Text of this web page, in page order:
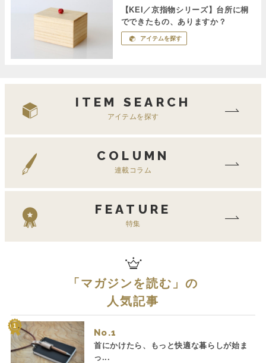
【KEI／京指物シリーズ】台所に桐
でできたもの、ありますか？
アイテムを探す
ITEM SEARCH
アイテムを探す
COLUMN
連載コラム
FEATURE
特集
「 マガジンを読む 」の
人気記事
No.
首にかけたら、もっと快適な暮らしが始ま
っ...